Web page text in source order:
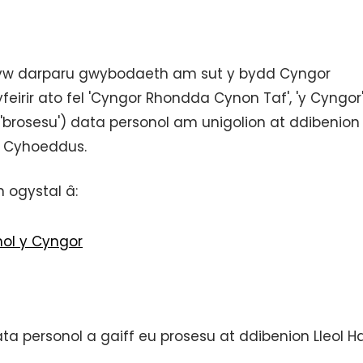
darparu gwybodaeth am sut y bydd Cyngor
ato fel 'Cyngor Rhondda Cynon Taf', 'y
data personol am unigolion at ddibenion
ogystal â:
y Cyngor
personol a gaiff eu prosesu at ddibenion Lleol